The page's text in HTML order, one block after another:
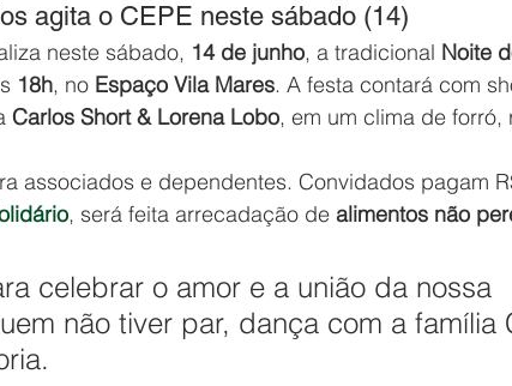
agita o CEPE neste sábado (14)
neste sábado, 14 de junho, a tradicional Noite
18h, no Espaço Vila Mares. A festa contará com
Carlos Short & Lorena Lobo, em um clima de forró,
associados e dependentes. Convidados pagam
, será feita arrecadação de alimentos não
celebrar o amor e a união da nossa
não tiver par, dança com a família